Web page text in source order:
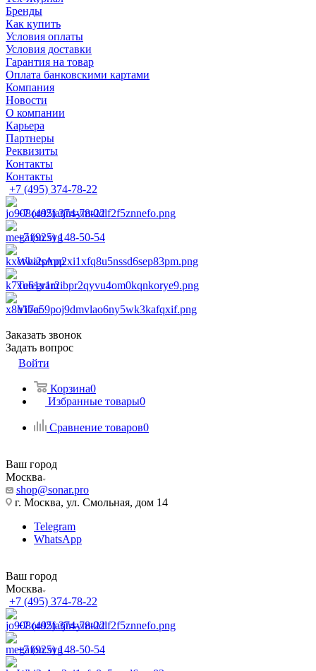
Бренды
Как купить
Условия оплаты
Условия доставки
Гарантия на товар
Оплата банковскими картами
Компания
Новости
О компании
Карьера
Партнеры
Реквизиты
Контакты
Контакты
+7 (495) 374-78-22
+7 (495) 374-78-22
+7 (925) 148-50-54
WhatsApp
Telegram
Viber
Заказать звонок
Задать вопрос
Войти
Корзина0
Избранные товары0
Сравнение товаров0
Ваш город
Москва
shop@sonar.pro
г. Москва, ул. Смольная, дом 14
Telegram
WhatsApp
Ваш город
Москва
+7 (495) 374-78-22
+7 (495) 374-78-22
+7 (925) 148-50-54